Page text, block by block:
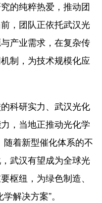
的纯粹热爱，推动团
，团队正依托武汉光
产业需求，在复杂传
制，为技术规模化应
科研实力、武汉光化
，当地正推动光化学
随着新型催化体系的不
武汉有望成为全球光
枢纽，为绿色制造、
解决方案”。